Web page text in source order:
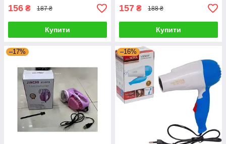
156 ₴ 187 ₴
Купити
157 ₴ 188 ₴
Купити
–17% –16%